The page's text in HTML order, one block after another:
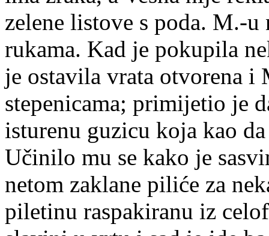
zelene listove s poda. M.-
rukama. Kad je pokupila
je ostavila vrata otvorena i
stepenicama; primijetio je
isturenu guzicu koja kao
Učinilo mu se kako je
netom zaklane piliće za
piletinu raspakiranu iz